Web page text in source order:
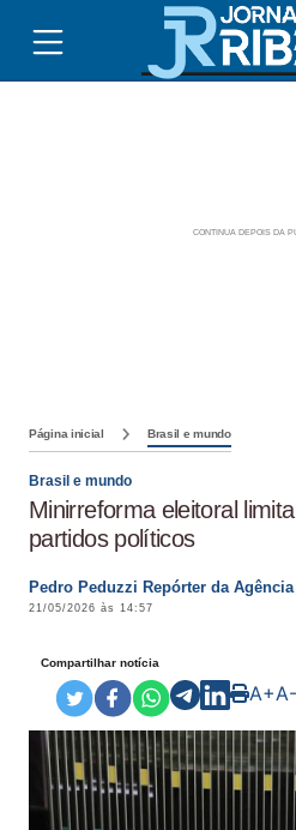
Página inicial Brasil e mundo
Brasil e mundo
Minirreforma eleitoral
partidos políticos
Pedro Peduzzi Repórter da Agência
21/05/2026 às 14:57
Compartilhar notícia
A+A-